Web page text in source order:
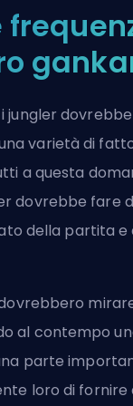
jungler
varietà di
a questa
dovrebbe fare
della partita e
al contempo
parte
loro di fornire